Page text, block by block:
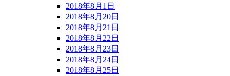
2018年8月1日
2018年8月20日
2018年8月21日
2018年8月22日
2018年8月23日
2018年8月24日
2018年8月25日